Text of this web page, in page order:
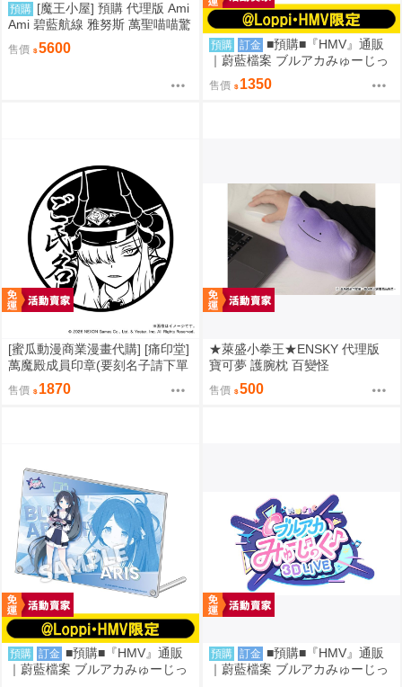
預購 [魔王小屋] 預購 代理版 Ami
Ami 碧藍航線 雅努斯 萬聖喵喵驚
悚夜ver.
售價 5600 預購 訂金 ■預購■『HMV』通販
｜蔚藍檔案 ブルアカみゅーじっ
く♪3D LIVE『忍術研究部』壓克
力板。[0912]
售價 1350
[蜜瓜動漫商業漫畫代購] [痛印堂]
萬魔殿成員印章(要刻名子請下單
備註)(預約至8/28)(12月預約)(蔚
藍檔案)
售價 1870
★萊盛小拳王★ENSKY 代理版
寶可夢 護腕枕 百變怪
售價 500
預購 訂金 ■預購■『HMV』通販
｜蔚藍檔案 ブルアカみゅーじっ
預購 訂金 ■預購■『HMV』通販
｜蔚藍檔案 ブルアカみゅーじっ